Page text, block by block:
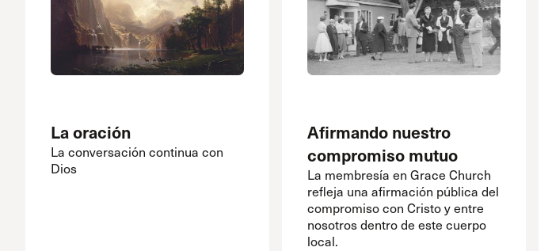
La oración
La conversación continua con
Dios
Afirmando nuestro
compromiso mutuo
La membresía en Grace Church
refleja una afirmación pública del
compromiso con Cristo y entre
nosotros dentro de este cuerpo
local.